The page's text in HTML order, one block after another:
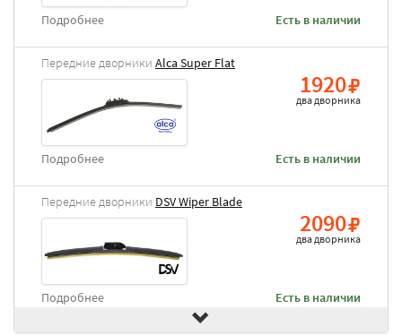
Есть в наличии
Подробнее
Передние дворники Alca Super Flat
1920
два дворника
Есть в наличии
Подробнее
Передние дворники DSV Wiper Blade
2090
два дворника
Есть в наличии
Подробнее